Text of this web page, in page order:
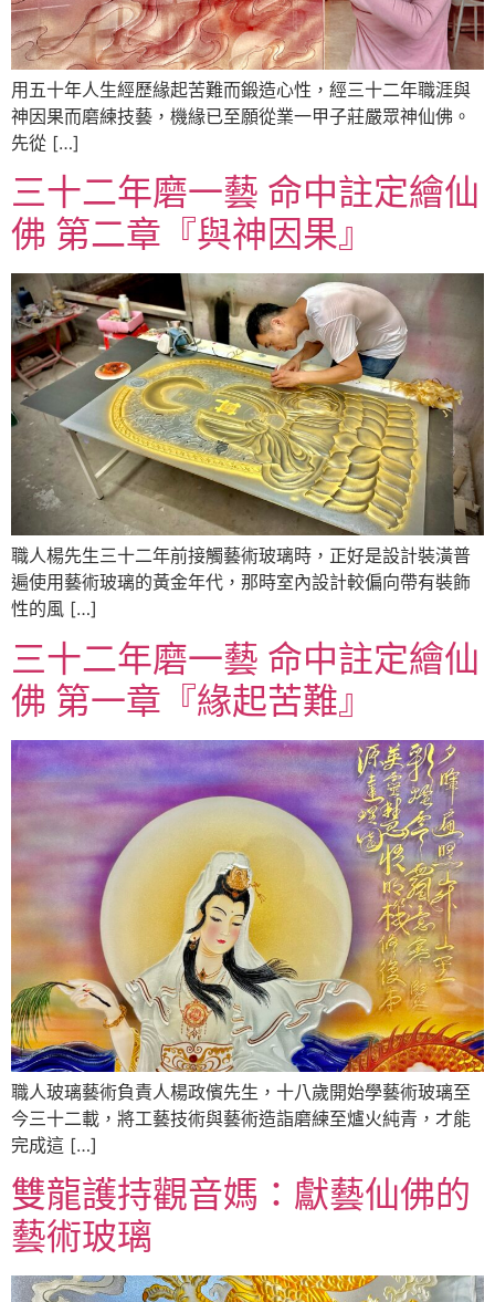
用五十年人生經歷緣起苦難而鍛造心性，經三十二年職涯與
神因果而磨練技藝，機緣已至願從業一甲子莊嚴眾神仙佛。
先從 […]
三十二年磨一藝 命中註定繪仙
佛 第二章『與神因果』
職人楊先生三十二年前接觸藝術玻璃時，正好是設計裝潢普
遍使用藝術玻璃的黃金年代，那時室內設計較偏向帶有裝飾
性的風 […]
三十二年磨一藝 命中註定繪仙
佛 第一章『緣起苦難』
職人玻璃藝術負責人楊政儐先生，十八歲開始學藝術玻璃至
今三十二載，將工藝技術與藝術造詣磨練至爐火純青，才能
完成這 […]
雙龍護持觀音媽：獻藝仙佛的
藝術玻璃